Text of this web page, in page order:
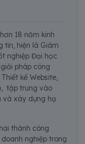
18 năm kinh
tin, hiện là Giám
nghiệp Đại học
pháp công
kế Website,
tập trung vào
và xây dựng hạ
thành công
nghiệp trong